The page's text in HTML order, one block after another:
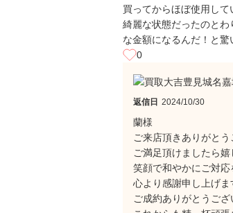
買ってからほぼ使用して
綺麗な状態だったのと
な金額になるんだ！と驚
0
返信日 2024/10/30
蘭様
ご来店頂きありがとう
ご満足頂けましたら
笑顔で和やかにご対応
心より感謝申し上げま
ご成約ありがとうござ